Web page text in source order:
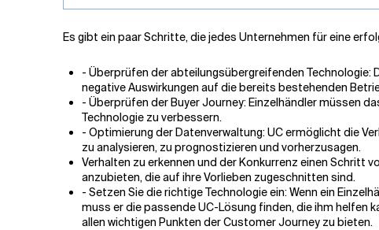
Es gibt ein paar Schritte, die jedes Unternehmen für eine
- Überprüfen der abteilungsübergreifenden
negative Auswirkungen auf die bereits bestehenden
- Überprüfen der Buyer Journey: Einzelhändler müssen
Technologie zu verbessern.
- Optimierung der Datenverwaltung: UC ermöglicht die
zu analysieren, zu prognostizieren und vorherzusagen.
Verhalten zu erkennen und der Konkurrenz einen Schritt
anzubieten, die auf ihre Vorlieben zugeschnitten sind.
- Setzen Sie die richtige Technologie ein: Wenn ein
muss er die passende UC-Lösung finden, die ihm helfen
allen wichtigen Punkten der Customer Journey zu bieten.